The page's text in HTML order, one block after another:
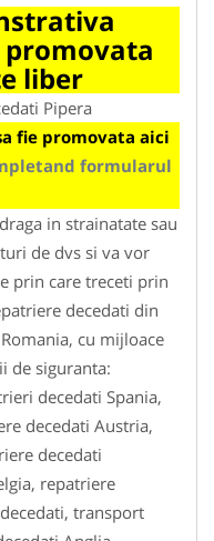
promovata
liber
Pipera
fie promovata aici
formularul
in strainatate sau
de dvs si va vor
prin care treceti prin
decedati din
cu mijloace
de siguranta:
decedati Spania,
decedati Austria,
decedati
repatriere
transport